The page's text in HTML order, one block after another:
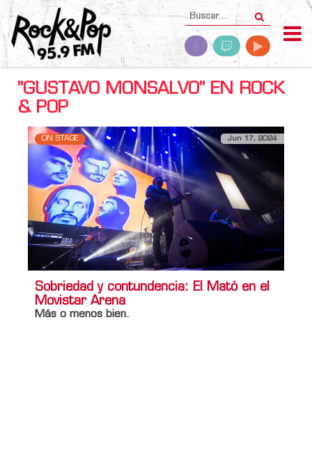
"GUSTAVO MONSALVO" EN ROCK
& POP
ON STAGE Jun 17, 2024
Sobriedad y contundencia: El Mató en el
Movistar Arena
Más o menos bien.